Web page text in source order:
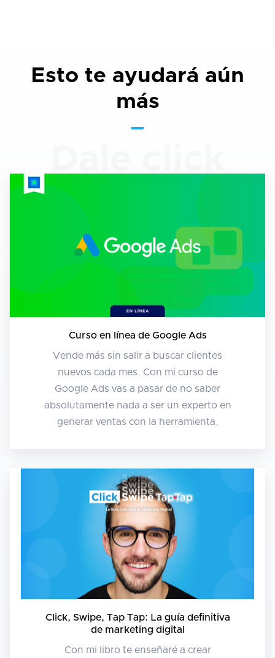
Esto te ayudará aún
más
Curso en línea de Google Ads
Vende más sin salir a buscar clientes
nuevos cada mes. Con mi curso de
Google Ads vas a pasar de no saber
absolutamente nada a ser un experto en
generar ventas con la herramienta.
Click, Swipe, Tap Tap: La guía definitiva
de marketing digital
Con mi libro te enseñaré a crear